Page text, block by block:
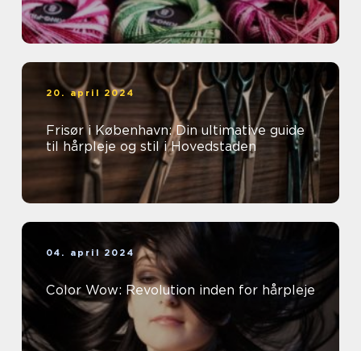
20. april 2024
Frisør i København: Din ultimative guide
til hårpleje og stil i Hovedstaden
04. april 2024
Color Wow: Revolution inden for hårpleje